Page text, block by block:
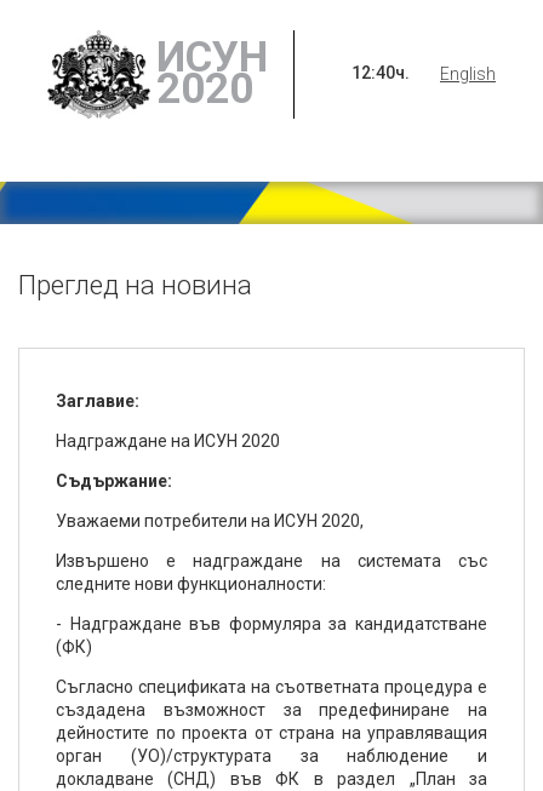
ИСУН
2020 12:40ч. English
Преглед на новина
Заглавие:
Надграждане на ИСУН 2020
Съдържание:
Уважаеми потребители на ИСУН 2020,
Извършено е надграждане на системата със
следните нови функционалности:
- Надграждане във формуляра за кандидатстване
(ФК)
Съгласно спецификата на съответната процедура е
създадена възможност за предефиниране на
дейностите по проекта от страна на управляващия
орган (УО)/структурата за наблюдение и
докладване (СНД) във ФК в раздел „План за